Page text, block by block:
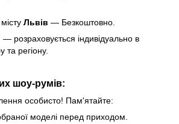
Львів — Безкоштовно.
— розраховується індивідуально в
та регіону.
шоу-румів:
особисто! Пам'ятайте:
моделі перед приходом.